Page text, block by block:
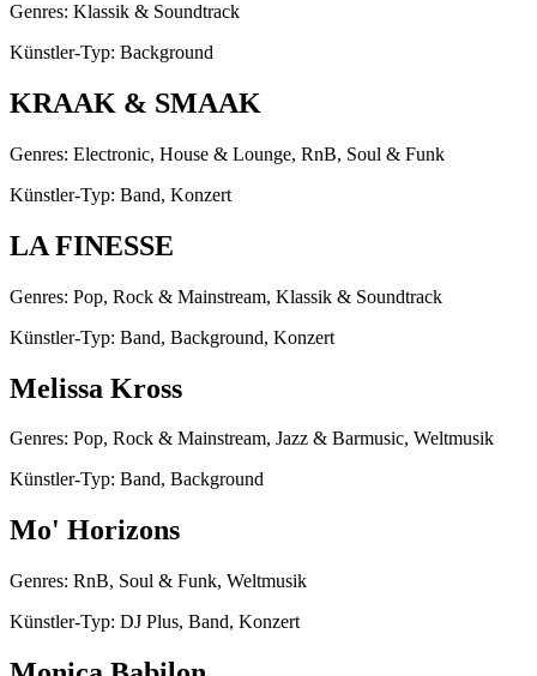
Genres: Klassik & Soundtrack
Künstler-Typ: Background
KRAAK & SMAAK
Genres: Electronic, House & Lounge, RnB, Soul & Funk
Künstler-Typ: Band, Konzert
LA FINESSE
Genres: Pop, Rock & Mainstream, Klassik & Soundtrack
Künstler-Typ: Band, Background, Konzert
Melissa Kross
Genres: Pop, Rock & Mainstream, Jazz & Barmusic, Weltmusik
Künstler-Typ: Band, Background
Mo' Horizons
Genres: RnB, Soul & Funk, Weltmusik
Künstler-Typ: DJ Plus, Band, Konzert